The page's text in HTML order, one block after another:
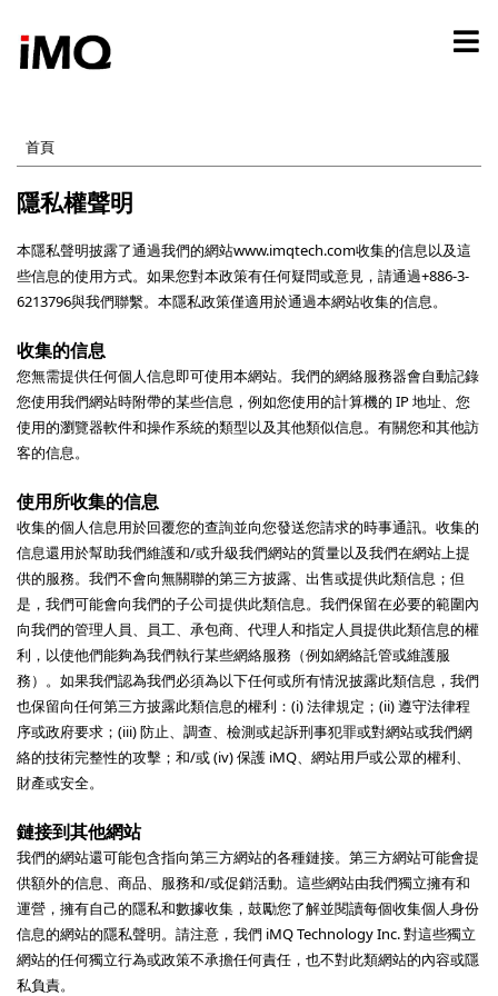
首頁
隱私權聲明
本隱私聲明披露了通過我們的網站www.imqtech.com收集的信息以及這
些信息的使用方式。如果您對本政策有任何疑問或意見，請通過+886-3-
6213796與我們聯繫。本隱私政策僅適用於通過本網站收集的信息。
收集的信息
您無需提供任何個人信息即可使用本網站。我們的網絡服務器會自動記錄
您使用我們網站時附帶的某些信息，例如您使用的計算機的 IP 地址、您
使用的瀏覽器軟件和操作系統的類型以及其他類似信息。有關您和其他訪
客的信息。
使用所收集的信息
收集的個人信息用於回覆您的查詢並向您發送您請求的時事通訊。收集的
信息還用於幫助我們維護和/或升級我們網站的質量以及我們在網站上提
供的服務。我們不會向無關聯的第三方披露、出售或提供此類信息；但
是，我們可能會向我們的子公司提供此類信息。我們保留在必要的範圍內
向我們的管理人員、員工、承包商、代理人和指定人員提供此類信息的權
利，以使他們能夠為我們執行某些網絡服務（例如網絡託管或維護服
務）。如果我們認為我們必須為以下任何或所有情況披露此類信息，我們
也保留向任何第三方披露此類信息的權利：(i) 法律規定；(ii) 遵守法律程
序或政府要求；(iii) 防止、調查、檢測或起訴刑事犯罪或對網站或我們網
絡的技術完整性的攻擊；和/或 (iv) 保護 iMQ、網站用戶或公眾的權利、
財產或安全。
鏈接到其他網站
我們的網站還可能包含指向第三方網站的各種鏈接。第三方網站可能會提
供額外的信息、商品、服務和/或促銷活動。這些網站由我們獨立擁有和
運營，擁有自己的隱私和數據收集，鼓勵您了解並閱讀每個收集個人身份
信息的網站的隱私聲明。請注意，我們 iMQ Technology Inc. 對這些獨立
網站的任何獨立行為或政策不承擔任何責任，也不對此類網站的內容或隱
私負責。